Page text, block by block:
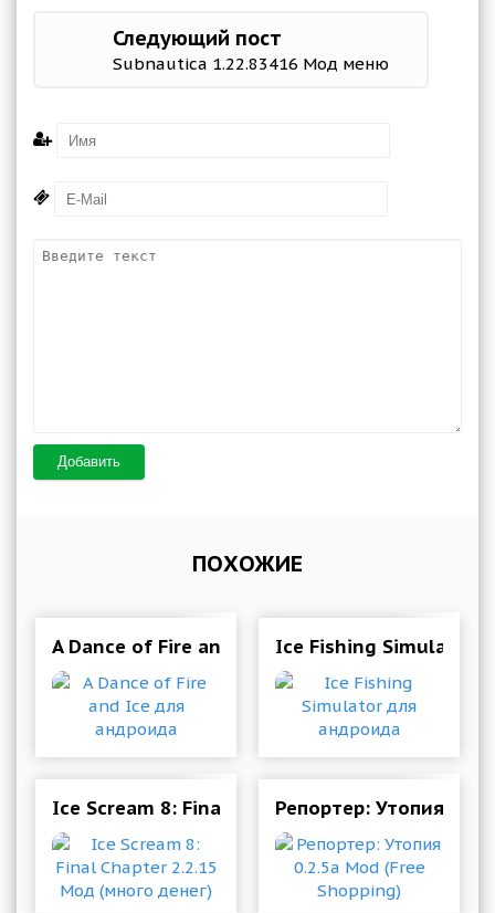
Следующий пост
Subnautica 1.22.83416 Мод меню
Добавить
ПОХОЖИЕ
A Dance of Fire and Ice для андроида
Ice Fishing Simulator
Ice Scream 8: Final Chapter 2.2.15 Мод (много
Репортер: Утопия